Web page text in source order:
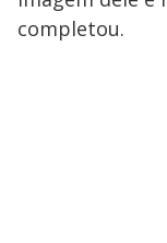
completou.